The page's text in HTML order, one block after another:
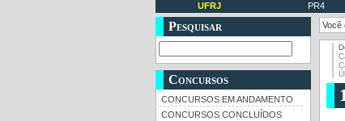
UFRJ PR4
Pesquisar
Concursos
CONCURSOS EM ANDAMENTO
CONCURSOS CONCLUÍDOS
Você